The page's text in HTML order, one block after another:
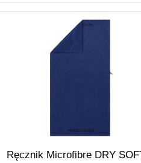
Ręcznik Microfibre DRY